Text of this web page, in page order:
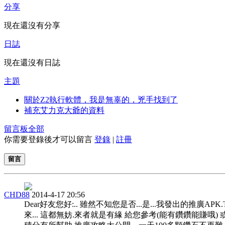
分享
現在還沒有分享
日誌
現在還沒有日誌
主題
關於Z2執行軟體，我是無辜的，兇手找到了
補充艾力克大爺的資料
留言板全部
你需要登錄後才可以留言 登錄 | 註冊
留言
CHD88 2014-4-17 20:56
Dear好友您好:.. 雖然不知您是否...是...我發出的推廣
來... 這都無妨.來者就是有緣 給您參考(能有鑽鑽能賺哦)